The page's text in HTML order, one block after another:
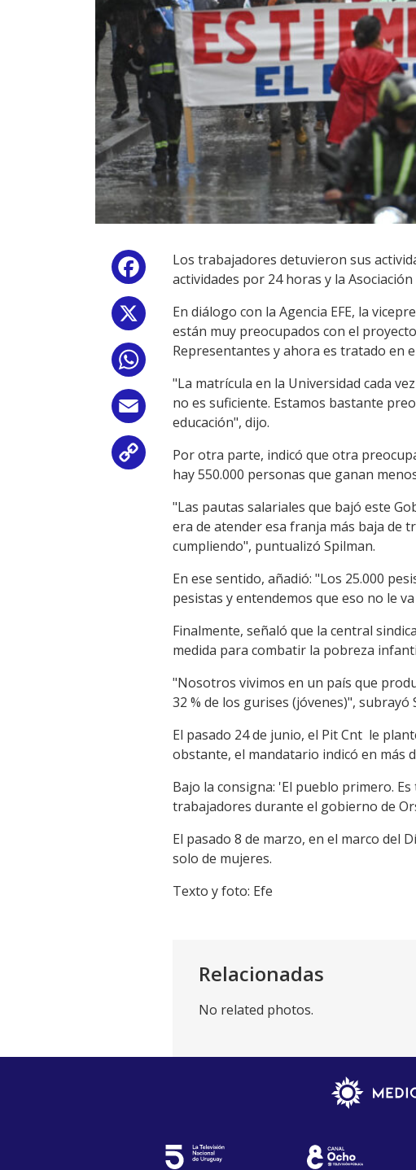
Facebook
WhatsApp
Email
Copy
Los trabajadores detuvieron sus
actividades por 24 horas y la
En diálogo con la Agencia EFE, la
están muy preocupados con el
Representantes y ahora es tratado en
"La matrícula en la Universidad cada
no es suficiente. Estamos bastante
educación", dijo.
Por otra parte, indicó que otra
hay 550.000 personas que ganan
"Las pautas salariales que bajó este
era de atender esa franja más baja de
cumpliendo", puntualizó Spilman.
En ese sentido, añadió: "Los 25.000
pesistas y entendemos que eso no le
Finalmente, señaló que la central
medida para combatir la pobreza
"Nosotros vivimos en un país que
32 % de los gurises (jóvenes)", subrayó
El pasado 24 de junio, el Pit Cnt le
obstante, el mandatario indicó en más
Bajo la consigna: 'El pueblo primero.
trabajadores durante el gobierno de
El pasado 8 de marzo, en el marco del
solo de mujeres.
Texto y foto: Efe
Relacionadas
No related photos.